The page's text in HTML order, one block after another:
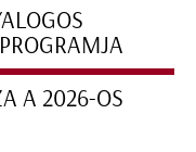
A 2026-OS